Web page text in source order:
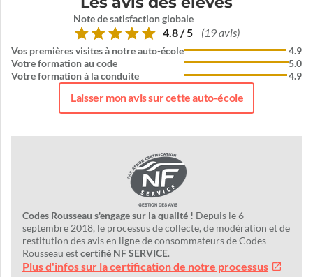
Note de satisfaction globale
4.8 / 5 (19 avis)
Vos premières visites à notre auto-école
Votre formation au code
Votre formation à la conduite
4.9
5.0
4.9
Laisser mon avis sur cette auto-école
Codes Rousseau s'engage sur la qualité ! Depuis le 6
septembre 2018, le processus de collecte, de modération et de
restitution des avis en ligne de consommateurs de Codes
Rousseau estcertifié NF SERVICE.
Plus d'infos sur la certification de notre processus